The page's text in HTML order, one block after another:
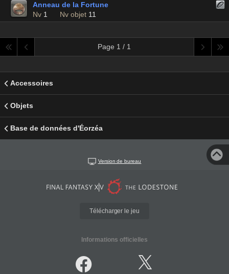
Anneau de la Fortune
Nv 1 Nv objet 11
Page 1 / 1
Accessoires
Objets
Base de données d'Éorzéa
Version de bureau
Télécharger le jeu
Informations officielles